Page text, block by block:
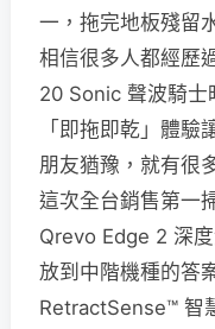
一，拖完地板殘留
相信很多人都經歷
20 Sonic 聲波騎士
「即拖即乾」體
朋友猶豫，就有很
這次全台銷售第一
Qrevo Edge 2 深
放到中階機種的答
RetractSense™ 智